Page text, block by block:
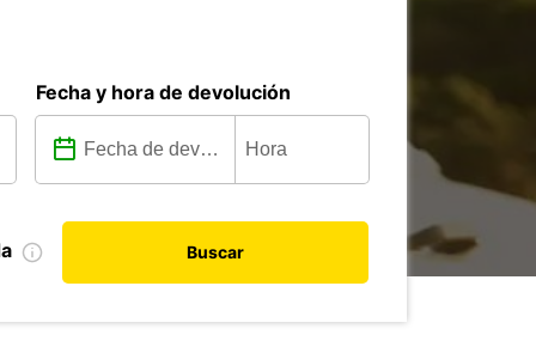
Fecha y hora de devolución
Buscar